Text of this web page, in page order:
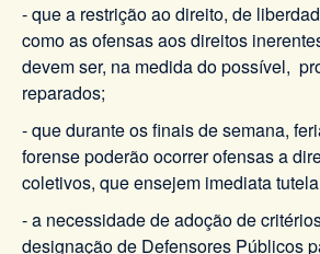
- que a restrição ao direito, de
como as ofensas aos direitos
devem ser, na medida do possível,
reparados;
- que durante os finais de semana,
forense poderão ocorrer ofensas a
coletivos, que ensejem imediata
- a necessidade de adoção de
designação de Defensores Públicos